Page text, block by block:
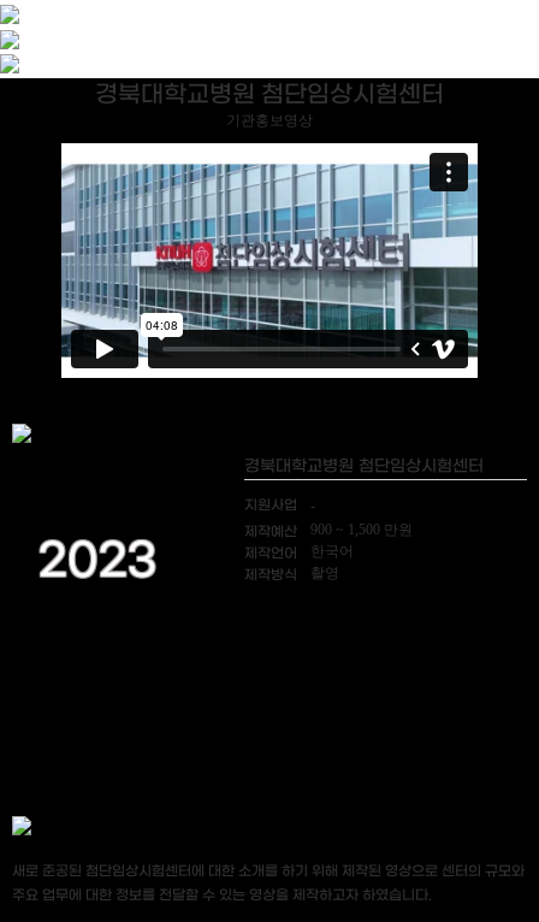
경북대학교병원 첨단임상시험센터
기관홍보영상
2023
경북대학교병원 첨단임상시험센터
지원사업 -
제작예산 900 ~ 1,500 만원
제작언어 한국어
제작방식 촬영
새로 준공된 첨단임상시험센터에 대한 소개를 하기 위해 제작된 영상으로 센터의 규모와
주요 업무에 대한 정보를 전달할 수 있는 영상을 제작하고자 하였습니다.